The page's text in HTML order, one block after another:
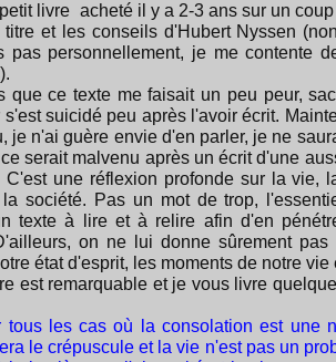
livre acheté il y a 2-3 ans sur un
titre et les conseils d'Hubert Nyssen
pas personnellement, je me contente
que ce texte me faisait un peu peur,
s'est suicidé peu après l'avoir écrit.
je n'ai guère envie d'en parler, je ne
serait malvenu après un écrit d'une
C'est une réflexion profonde sur la vie,
la société. Pas un mot de trop,
texte à lire et à relire afin d'en
on ne lui donne sûrement pas
état d'esprit, les moments de notre vie
est remarquable et je vous livre
tous les cas où la consolation est une
le crépuscule et la vie n'est pas un